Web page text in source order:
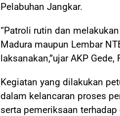
Pelabuhan Jangkar.
“Patroli rutin dan
Madura maupun Lembar
laksanakan,”ujar AKP
Kegiatan yang dilakukan
dalam kelancaran proses
serta pemeriksaan